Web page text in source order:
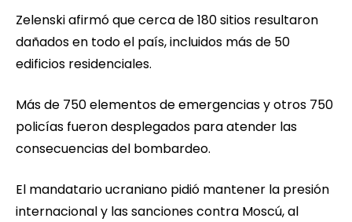
Zelenski afirmó que cerca de 180 sitios resultaron
dañados en todo el país, incluidos más de 50
edificios residenciales.
Más de 750 elementos de emergencias y otros 750
policías fueron desplegados para atender las
consecuencias del bombardeo.
El mandatario ucraniano pidió mantener la presión
internacional y las sanciones contra Moscú, al